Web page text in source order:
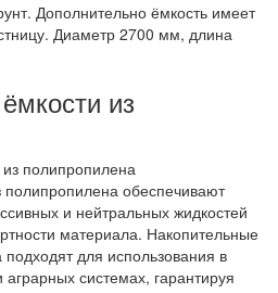
Дополнительно ёмкость имеет
Диаметр 2700 мм, длина
из
полипропилена обеспечивают
и нейтральных жидкостей
материала. Накопительные
для использования в
системах, гарантируя